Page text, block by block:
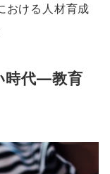
おける人材育成
時代—教育